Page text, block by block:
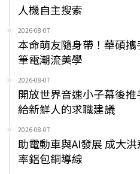
人機自主搜索
2026-08-07
本命萌友隨身帶！華碩
筆電潮流美學
2026-08-07
開放世界音速小子幕後
給新鮮人的求職建議
2026-08-07
助電動車與AI發展 成大
率鋁包銅導線